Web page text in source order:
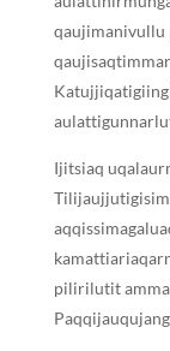
Ijitsiaq
pilirilutit